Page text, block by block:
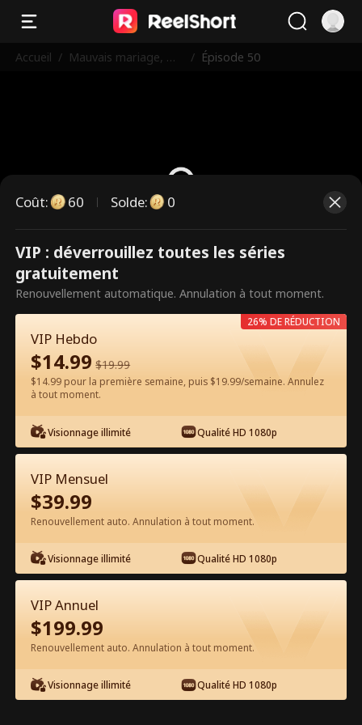
Accueil / Mauvais mariage, ma
/ Épisode 50
Ce sont des épisodes payants.
Débloquez pour regarder.
Regarder gratuitement sur l'App
Épisode 50 - Mauvais mariage, marié
destiné Film complet
0-49 50-63 Tous les épisodes
Coût: 60 Solde: 0
VIP : déverrouillez toutes les séries
gratuitement
Renouvellement automatique. Annulation à tout moment.
VIP Hebdo
$14.99 $19.99
$14.99 pour la première semaine, puis $19.99/semaine. Annulez
à tout moment.
Visionnage illimité Qualité HD 1080p
26% DE RÉDUCTION
VIP Mensuel
$39.99
Renouvellement auto. Annulation à tout moment.
Visionnage illimité Qualité HD 1080p
VIP Annuel
$199.99
Renouvellement auto. Annulation à tout moment.
Visionnage illimité Qualité HD 1080p